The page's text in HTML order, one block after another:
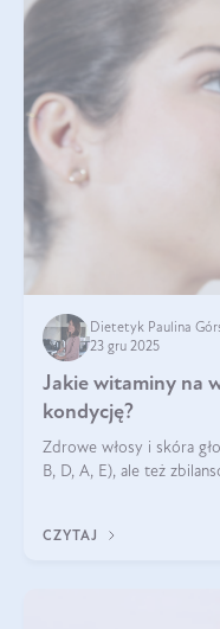
Dietetyk Paulina
23 gru 2025
Jakie witaminy na
kondycję?
Zdrowe włosy i skóra
B, D, A, E), ale też
CZYTAJ